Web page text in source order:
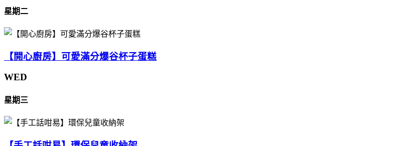
星期二
【開心廚房】可愛滿分爆谷杯子蛋糕
WED
星期三